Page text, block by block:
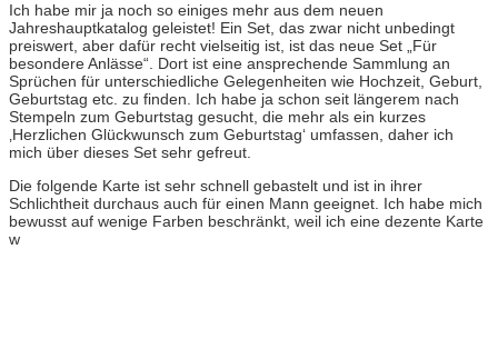
Ich habe mir ja noch so einiges mehr aus dem neuen
Jahreshauptkatalog geleistet! Ein Set, das zwar nicht unbedingt
preiswert, aber dafür recht vielseitig ist, ist das neue Set „Für
besondere Anlässe“. Dort ist eine ansprechende Sammlung an
Sprüchen für unterschiedliche Gelegenheiten wie Hochzeit, Geburt,
Geburtstag etc. zu finden. Ich habe ja schon seit längerem nach
Stempeln zum Geburtstag gesucht, die mehr als ein kurzes
‚Herzlichen Glückwunsch zum Geburtstag‘ umfassen, daher ich
mich über dieses Set sehr gefreut.
Die folgende Karte ist sehr schnell gebastelt und ist in ihrer
Schlichtheit durchaus auch für einen Mann geeignet. Ich habe mich
bewusst auf wenige Farben beschränkt, weil ich eine dezente Karte
w